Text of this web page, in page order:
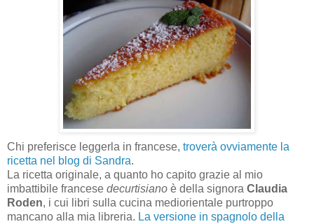
Chi preferisce leggerla in francese, troverà ovviamente la
ricetta nel blog di Sandra.
La ricetta originale, a quanto ho capito grazie al mio
imbattibile francese decurtisiano è della signora Claudia
Roden, i cui libri sulla cucina mediorientale purtroppo
mancano alla mia libreria. La versione in spagnolo della